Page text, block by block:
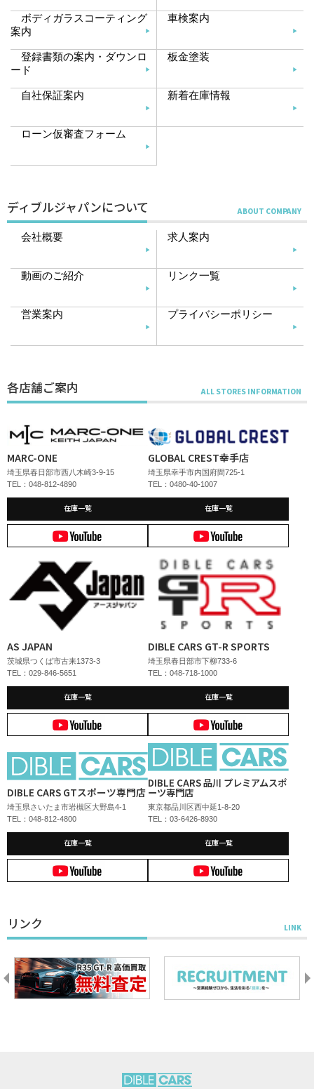
ボディガラスコーティング
案内
車検案内
登録書類の案内・ダウンロ
ード
板金塗装
自社保証案内 新着在庫情報
ローン仮審査フォーム
ディブルジャパンについて
会社概要 求人案内
動画のご紹介 リンク一覧
営業案内 プライバシーポリシー
各店舗ご案内
MARC-ONE
埼玉県春日部市西八木崎3-9-15
TEL：048-812-4890
在庫一覧
GLOBAL CREST幸手店
埼玉県幸手市内国府間725-1
TEL：0480-40-1007
在庫一覧
AS JAPAN
茨城県つくば市古来1373-3
TEL：029-846-5651
在庫一覧
DIBLE CARS GT-R SPORTS
埼玉県春日部市下柳733-6
TEL：048-718-1000
在庫一覧
DIBLE CARS GTスポーツ専門店
埼玉県さいたま市岩槻区大野島4-1
TEL：048-812-4800
在庫一覧
DIBLE CARS 品川 プレミアムスポ
ーツ専門店
東京都品川区西中延1-8-20
TEL：03-6426-8930
在庫一覧
リンク